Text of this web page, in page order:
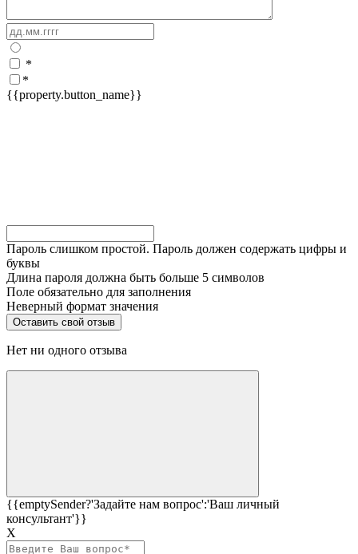
*
*
{{property.button_name}}
Пароль слишком простой. Пароль должен содержать цифры и
буквы
Длина пароля должна быть больше 5 символов
Поле обязательно для заполнения
Неверный формат значения
Нет ни одного отзыва
{{emptySender?'Задайте нам вопрос':'Ваш личный
консультант'}}
Х